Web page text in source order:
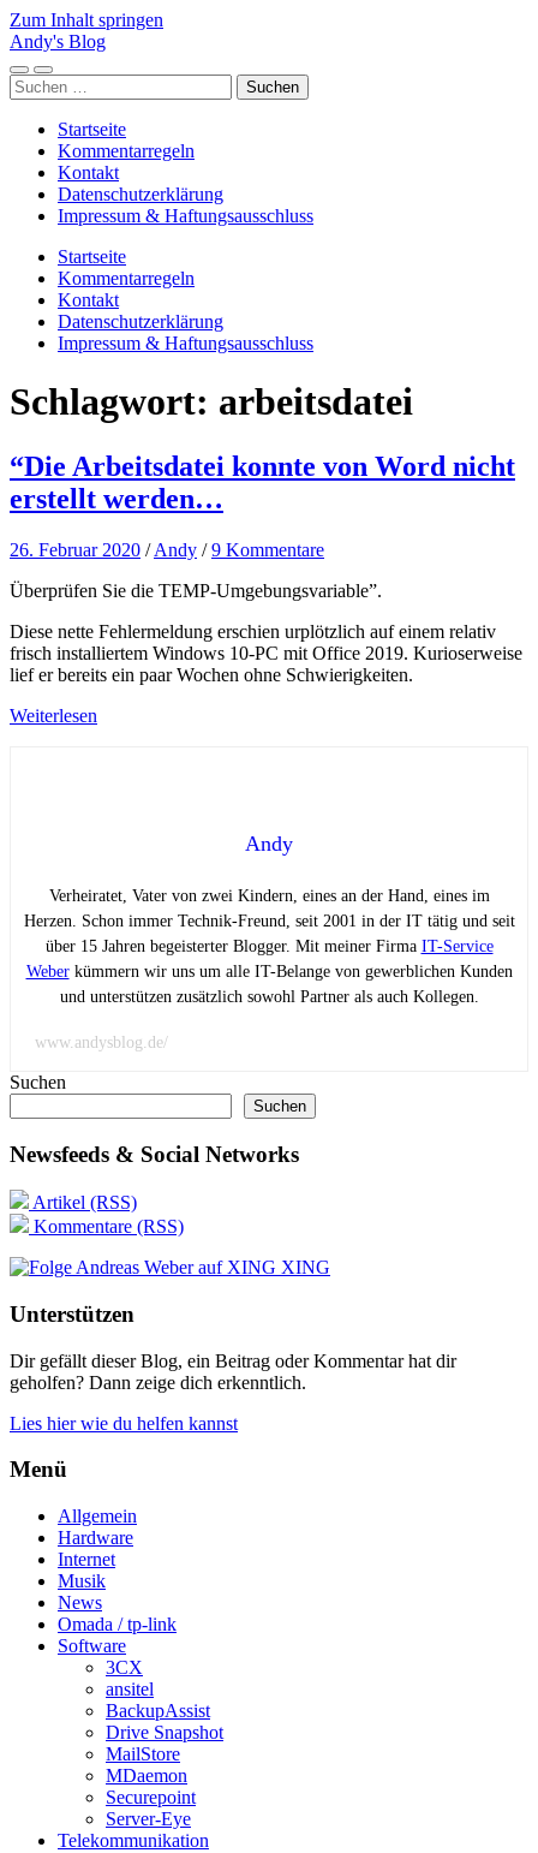
Zum Inhalt springen
Andy's Blog
Mobile-
Menü
Suchfeld
ein-/ausblenden
Suchen
nach:
Startseite
Kommentarregeln
Kontakt
Datenschutzerklärung
Impressum & Haftungsausschluss
Startseite
Kommentarregeln
Kontakt
Datenschutzerklärung
Impressum & Haftungsausschluss
Schlagwort: arbeitsdatei
“Die Arbeitsdatei konnte von Word nicht
erstellt werden…
26. Februar 2020 /Andy /9 Kommentare
Überprüfen Sie die TEMP-Umgebungsvariable”.
Diese nette Fehlermeldung erschien urplötzlich auf einem relativ
frisch installiertem Windows 10-PC mit Office 2019. Kurioserweise
lief er bereits ein paar Wochen ohne Schwierigkeiten.
Weiterlesen
Andy
Verheiratet, Vater von zwei Kindern, eines an der Hand, eines im
Herzen. Schon immer Technik-Freund, seit 2001 in der IT tätig und seit
über 15 Jahren begeisterter Blogger. Mit meiner Firma IT-Service
Weberkümmern wir uns um alle IT-Belange von gewerblichen Kunden
und unterstützen zusätzlich sowohl Partner als auch Kollegen.
www.andysblog.de/
Suchen
Suchen
Newsfeeds & Social Networks
Artikel (RSS)
Kommentare (RSS)
XING
Unterstützen
Dir gefällt dieser Blog, ein Beitrag oder Kommentar hat dir
geholfen? Dann zeige dich erkenntlich.
Lies hier wie du helfen kannst
Menü
Allgemein
Hardware
Internet
Musik
News
Omada / tp-link
Software
3CX
ansitel
BackupAssist
Drive Snapshot
MailStore
MDaemon
Securepoint
Server-Eye
Telekommunikation